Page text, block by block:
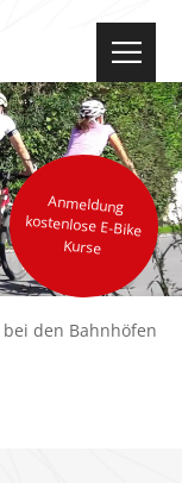
Anmeldung
kostenlose E-Bike
Kurse
den Bahnhöfen